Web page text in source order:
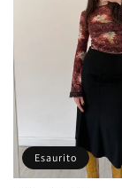
Esaurito